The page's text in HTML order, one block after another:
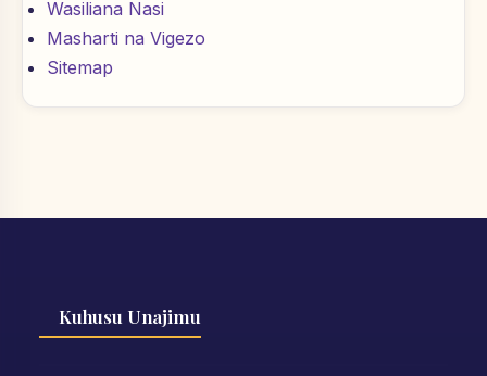
Wasiliana Nasi
Masharti na Vigezo
Sitemap
Kuhusu Unajimu